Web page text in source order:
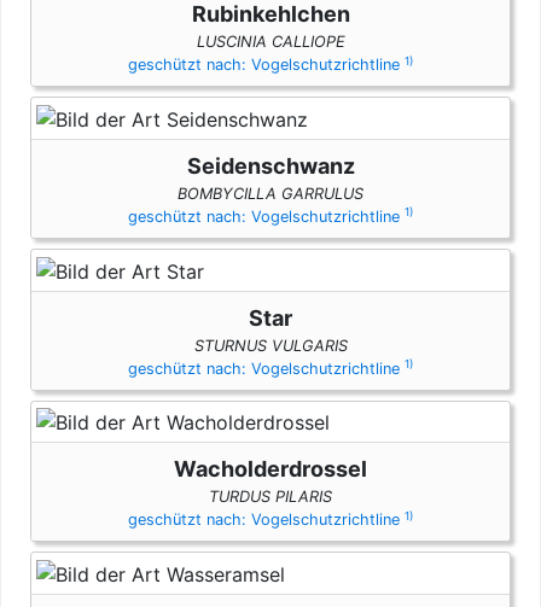
Rubinkehlchen
LUSCINIA CALLIOPE
geschützt nach: Vogelschutzrichtline 1)
Seidenschwanz
BOMBYCILLA GARRULUS
geschützt nach: Vogelschutzrichtline 1)
Star
STURNUS VULGARIS
geschützt nach: Vogelschutzrichtline 1)
Wacholderdrossel
TURDUS PILARIS
geschützt nach: Vogelschutzrichtline 1)